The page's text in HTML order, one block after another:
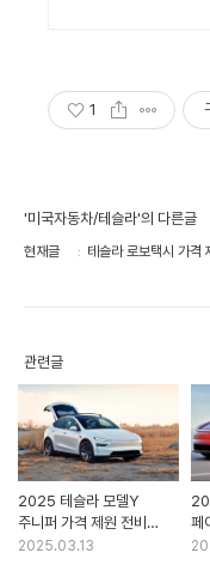
1
'미국자동차/테슬라'의 다른글
현재글 테슬라 로보택시 가격
관련글
2025 테슬라 모델Y
주니퍼 가격 제원 전비
충전비용 어떤 변화가?
2025.03.13
페
최